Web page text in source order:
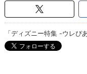
「ディズニー特集 -ウレぴ